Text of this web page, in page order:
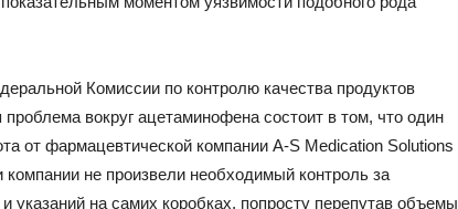
Комиссии по контролю качества продуктов
вокруг ацетаминофена состоит в том, что один
от фармацевтической компании A-S Medication Solutions
не произвели необходимый контроль за
указаний на самих коробках, попросту перепутав объемы